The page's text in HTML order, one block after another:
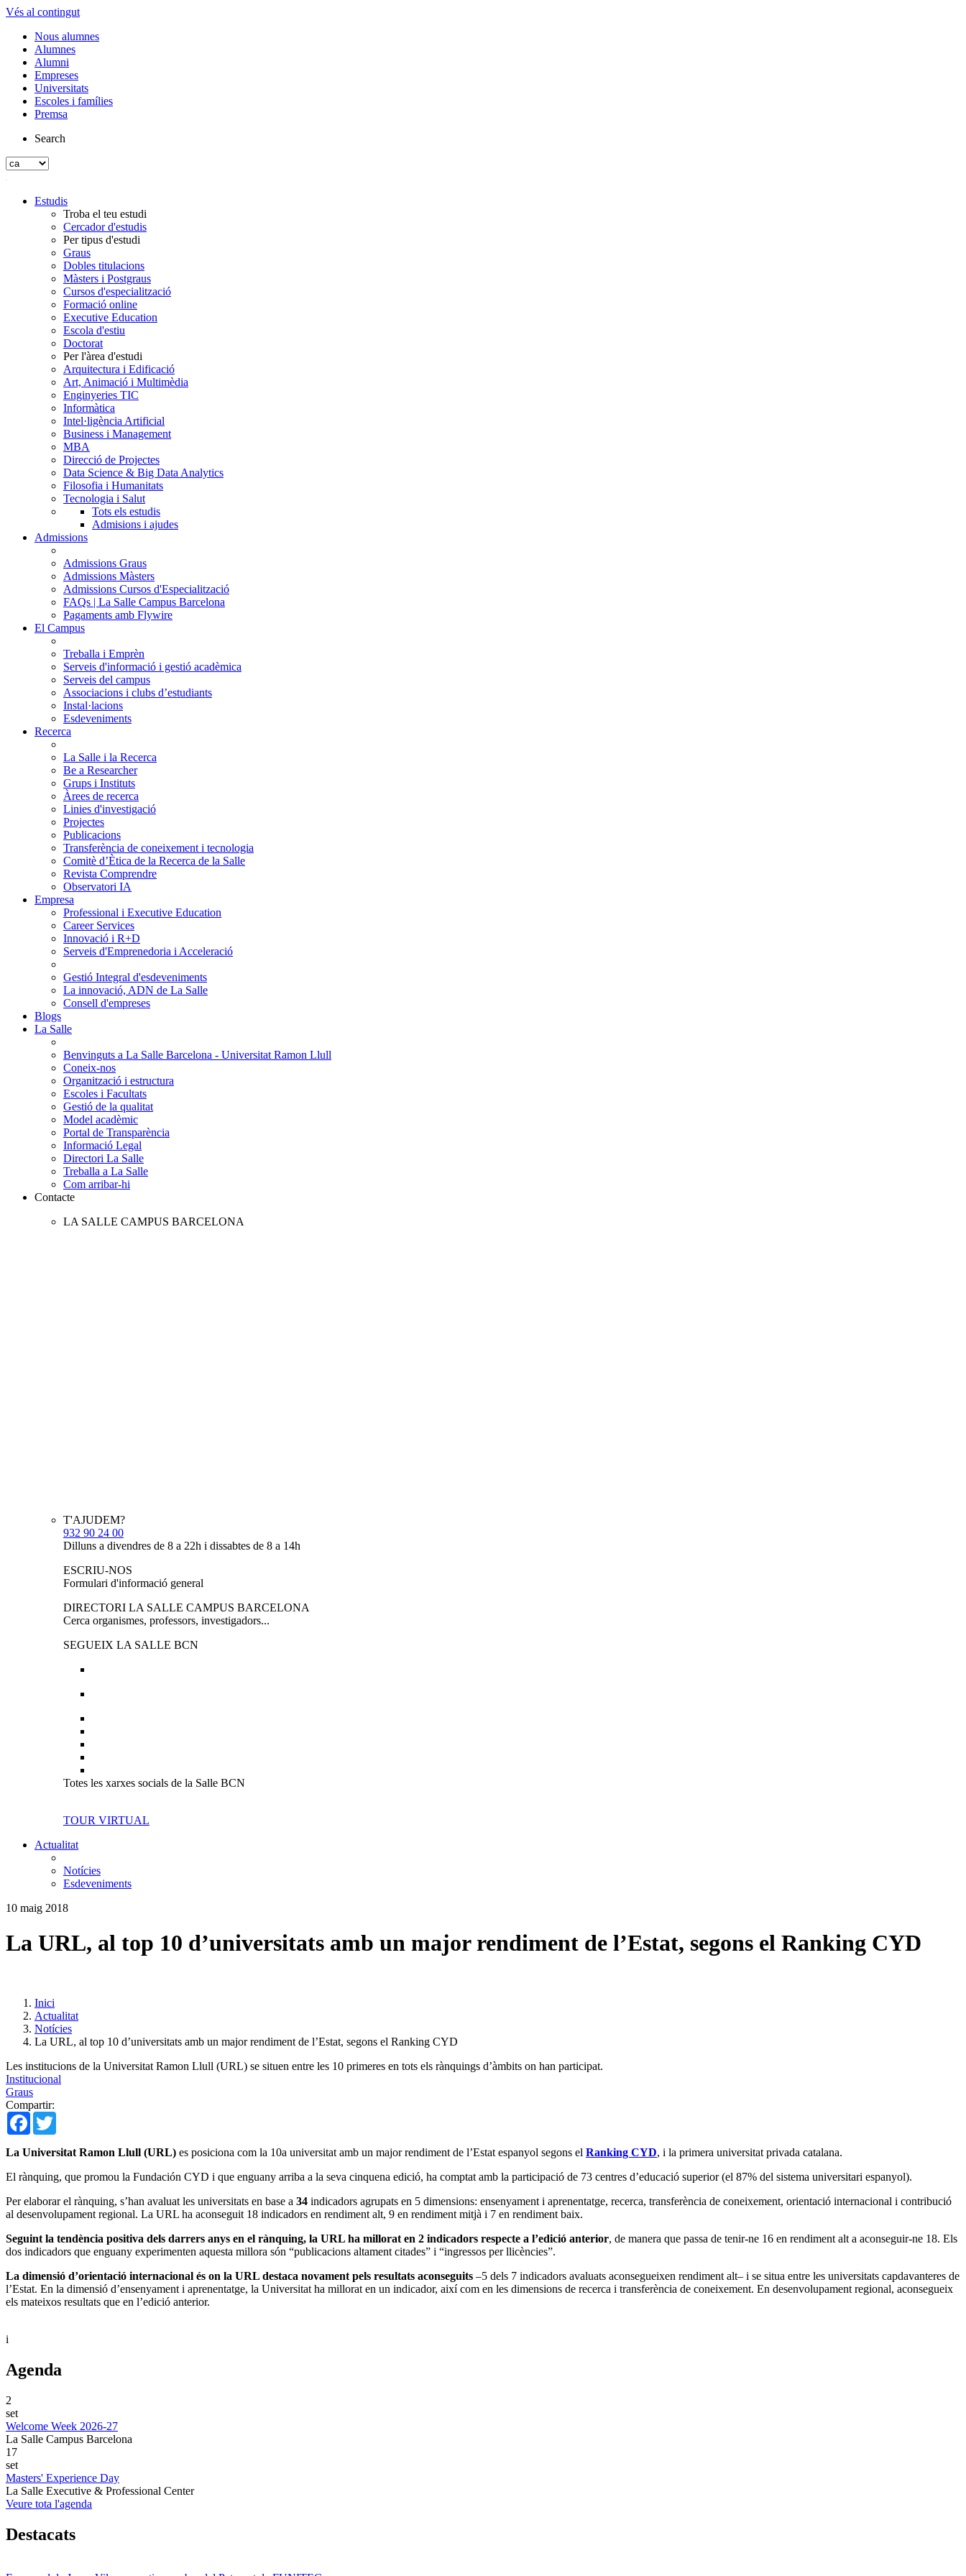
Vés al contingut
Nous alumnes
Alumnes
Alumni
Empreses
Universitats
Escoles i famílies
Premsa
Search
Estudis
Troba el teu estudi
Cercador d'estudis
Per tipus d'estudi
Graus
Dobles titulacions
Màsters i Postgraus
Cursos d'especialització
Formació online
Executive Education
Escola d'estiu
Doctorat
Per l'àrea d'estudi
Arquitectura i Edificació
Art, Animació i Multimèdia
Enginyeries TIC
Informàtica
Intel·ligència Artificial
Business i Management
MBA
Direcció de Projectes
Data Science & Big Data Analytics
Filosofia i Humanitats
Tecnologia i Salut
Tots els estudis
Admisions i ajudes
Admissions
Admissions Graus
Admissions Màsters
Admissions Cursos d'Especialització
FAQs | La Salle Campus Barcelona
Pagaments amb Flywire
El Campus
Treballa i Emprèn
Serveis d'informació i gestió acadèmica
Serveis del campus
Associacions i clubs d’estudiants
Instal·lacions
Esdeveniments
Recerca
La Salle i la Recerca
Be a Researcher
Grups i Instituts
Àrees de recerca
Linies d'investigació
Projectes
Publicacions
Transferència de coneixement i tecnologia
Comitè d’Ètica de la Recerca de la Salle
Revista Comprendre
Observatori IA
Empresa
Professional i Executive Education
Career Services
Innovació i R+D
Serveis d'Emprenedoria i Acceleració
Gestió Integral d'esdeveniments
La innovació, ADN de La Salle
Consell d'empreses
Blogs
La Salle
Benvinguts a La Salle Barcelona - Universitat Ramon Llull
Coneix-nos
Organització i estructura
Escoles i Facultats
Gestió de la qualitat
Model acadèmic
Portal de Transparència
Informació Legal
Directori La Salle
Treballa a La Salle
Com arribar-hi
Contacte
LA SALLE CAMPUS BARCELONA
T'AJUDEM?
932 90 24 00
Dilluns a divendres de 8 a 22h i dissabtes de 8 a 14h
ESCRIU-NOS
Formulari d'informació general
DIRECTORI LA SALLE CAMPUS BARCELONA
Cerca organismes, professors, investigadors...
SEGUEIX LA SALLE BCN
Totes les xarxes socials de la Salle BCN
TOUR VIRTUAL
Actualitat
Notícies
Esdeveniments
10 maig 2018
La URL, al top 10 d’universitats amb un major rendiment de l’Estat, segons el Ranking CYD
Inici
Actualitat
Notícies
La URL, al top 10 d’universitats amb un major rendiment de l’Estat, segons el Ranking CYD
Les institucions de la Universitat Ramon Llull (URL) se situen entre les 10 primeres en tots els rànquings d’àmbits on han participat.
Institucional
Graus
Compartir:
Facebook
La Universitat Ramon Llull (URL) es posiciona com la 10a universitat amb un major rendiment de l’Estat espanyol segons el Ranking CYD, i la primera universitat privada catalana.
El rànquing, que promou la Fundación CYD i que enguany arriba a la seva cinquena edició, ha comptat amb la participació de 73 centres d’educació superior (el 87% del sistema universitari espanyol).
Per elaborar el rànquing, s’han avaluat les universitats en base a 34 indicadors agrupats en 5 dimensions: ensenyament i aprenentatge, recerca, transferència de coneixement, orientació internacional i contribució
al desenvolupament regional. La URL ha aconseguit 18 indicadors en rendiment alt, 9 en rendiment mitjà i 7 en rendiment baix.
Seguint la tendència positiva dels darrers anys en el rànquing, la URL ha millorat en 2 indicadors respecte a l’edició anterior, de manera que passa de tenir-ne 16 en rendiment alt a aconseguir-ne 18. Els
dos indicadors que enguany experimenten aquesta millora són “publicacions altament citades” i “ingressos per llicències”.
La dimensió d’orientació internacional és on la URL destaca novament pels resultats aconseguits –5 dels 7 indicadors avaluats aconsegueixen rendiment alt– i se situa entre les universitats capdavanteres de
l’Estat. En la dimensió d’ensenyament i aprenentatge, la Universitat ha millorat en un indicador, així com en les dimensions de recerca i transferència de coneixement. En desenvolupament regional, aconsegueix
els mateixos resultats que en l’edició anterior.
i
Agenda
2
set
Welcome Week 2026-27
La Salle Campus Barcelona
17
set
Masters' Experience Day
La Salle Executive & Professional Center
Veure tota l'agenda
Destacats